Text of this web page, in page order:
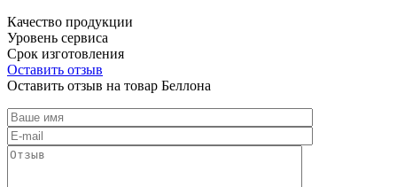
Качество продукции
Уровень сервиса
Срок изготовления
Оставить отзыв
Оставить отзыв на товар Беллона